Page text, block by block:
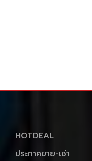
1
HOTDEAL
ประกาศขาย-เช่า